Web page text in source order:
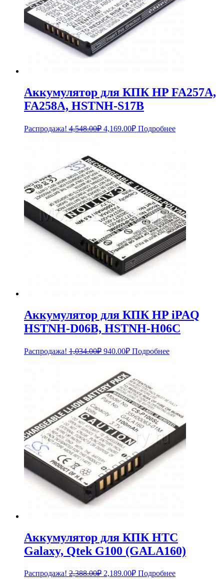
Аккумулятор для КПК HP FA257A,
FA258A, HSTNH-S17B
Распродажа! 4,548.00₽ Первоначальная
4,169.00₽Текущая
цена:
Подробнее
Аккумулятор для КПК HP iPAQ
HSTNH-D06B, HSTNH-H06C
Распродажа! 1,034.00₽ Первоначальная
1,034.00₽.
940.00₽Текущая
цена:
Подробнее
Аккумулятор для КПК HTC
Galaxy, Qtek G100 (GALA160)
Распродажа! 2,388.00₽ Первоначальная
2,189.00₽Текущая
Подробнее